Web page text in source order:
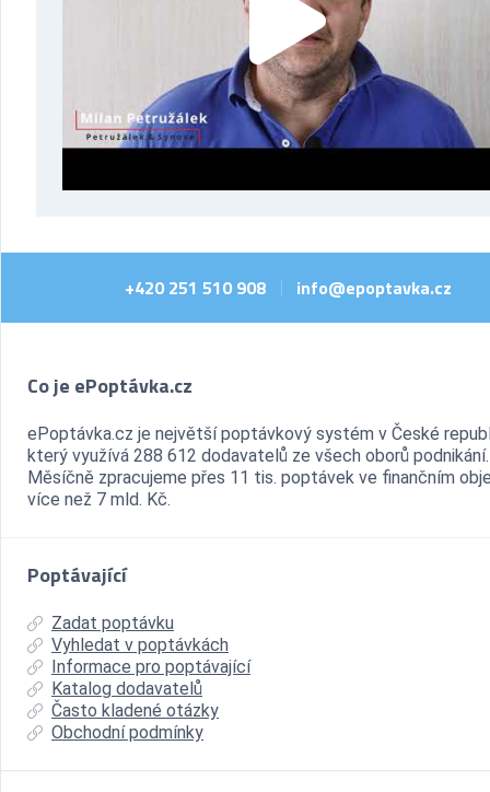
+420 251 510 908 info@epoptavka.cz
Co je ePoptávka.cz
ePoptávka.cz je největší poptávkový systém v České
který využívá 288 612 dodavatelů ze všech oborů podnikání.
Měsíčně zpracujeme přes 11 tis. poptávek ve finančním
více než 7 mld. Kč.
Poptávající
Zadat poptávku
Vyhledat v poptávkách
Informace pro poptávající
Katalog dodavatelů
Často kladené otázky
Obchodní podmínky